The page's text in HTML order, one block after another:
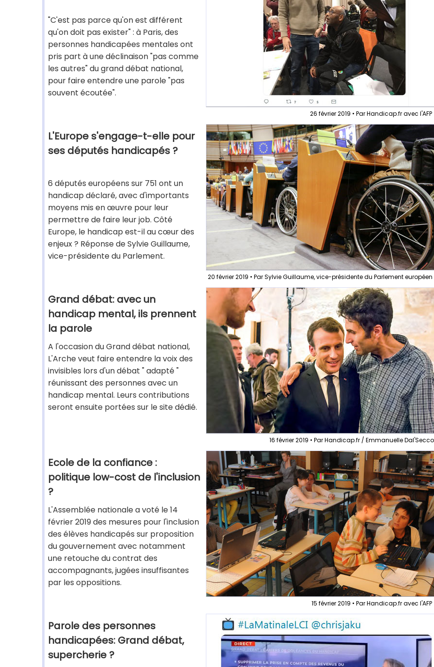
"C'est pas parce qu'on est différent
qu'on doit pas exister" : à Paris, des
personnes handicapées mentales ont
pris part à une déclinaison "pas comme
les autres" du grand débat national,
pour faire entendre une parole "pas
souvent écoutée".
26 février 2019 • Par Handicap.fr avec l'AFP
L'Europe s'engage-t-elle pour
ses députés handicapés ?
6 députés européens sur 751 ont un
handicap déclaré, avec d'importants
moyens mis en œuvre pour leur
permettre de faire leur job. Côté
Europe, le handicap est-il au cœur des
enjeux ? Réponse de Sylvie Guillaume,
vice-présidente du Parlement.
20 février 2019 • Par Sylvie Guillaume, vice-présidente du Parlement européen
Grand débat: avec un
handicap mental, ils prennent
la parole
A l'occasion du Grand débat national,
L'Arche veut faire entendre la voix des
invisibles lors d'un débat " adapté "
réunissant des personnes avec un
handicap mental. Leurs contributions
seront ensuite portées sur le site dédié.
16 février 2019 • Par Handicap.fr / Emmanuelle
Ecole de la confiance :
politique low-cost de l'inclusion
?
L'Assemblée nationale a voté le 14
février 2019 des mesures pour l'inclusion
des élèves handicapés sur proposition
du gouvernement avec notamment
une retouche du contrat des
accompagnants, jugées insuffisantes
par les oppositions.
15 février 2019 • Par Handicap.fr avec l'AFP
Parole des personnes
handicapées: Grand débat,
supercherie ?